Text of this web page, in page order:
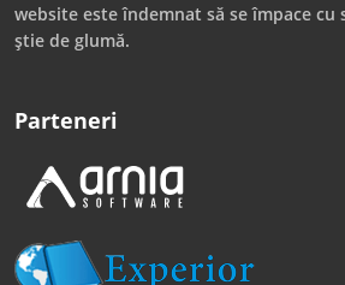
website este îndemnat să se împace cu
știe de glumă.
Parteneri